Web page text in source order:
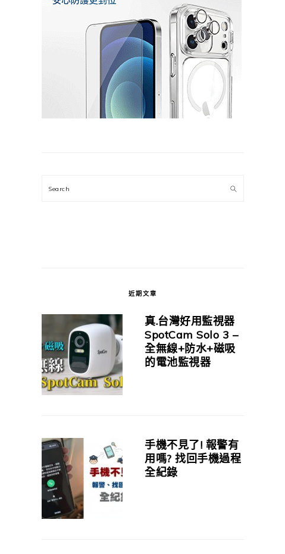
Search
近期文章
真.台灣好用監視器
SpotCam Solo 3 –
全無線+防水+磁吸
的電池監視器
手機不見了! 報警有
用嗎? 找回手機過程
全紀錄